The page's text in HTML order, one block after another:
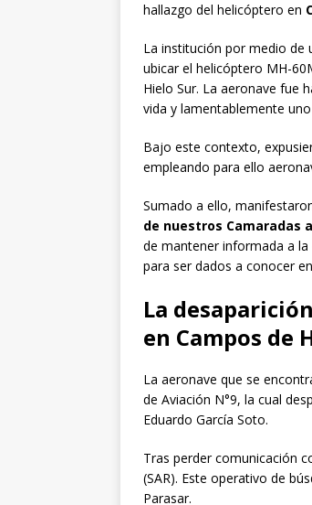
hallazgo del helicóptero en
La institución por medio de
ubicar el helicóptero MH-
Hielo Sur. La aeronave fue
vida y lamentablemente
Bajo este contexto,
empleando para ello
Sumado a ello,
de nuestros Camaradas
de mantener informada a
para ser dados a conocer
La
en Campos de
La aeronave que se
de Aviación N°9, la cual
Eduardo García Soto.
Tras perder comunicación
(SAR). Este operativo de
Parasar.